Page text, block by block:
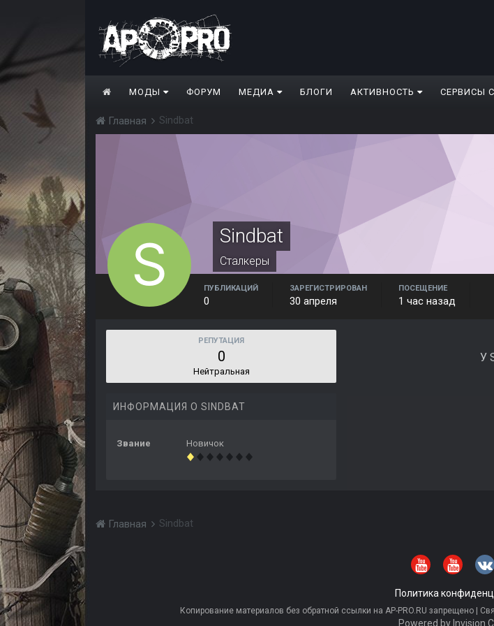
МОДЫ ФОРУМ МЕДИА БЛОГИ АКТИВНОСТЬ СЕРВИСЫ
Главная Sindbat
Sindbat
Сталкеры
ПУБЛИКАЦИЙ
0
ЗАРЕГИСТРИРОВАН
30 апреля
ПОСЕЩЕНИЕ
1 час назад
РЕПУТАЦИЯ
0
Нейтральная
ИНФОРМАЦИЯ О SINDBAT
Звание Новичок
У
Главная Sindbat
Политика
Копирование материалов без обратной ссылки на AP-PRO.RU запрещено |
Powered by Invision